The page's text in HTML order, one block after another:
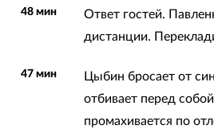
48 мин
Ответ гостей.
дистанции.
47 мин
Цыбин бросает от
отбивает перед
промахивается по